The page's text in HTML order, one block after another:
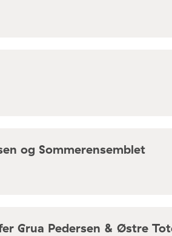
og Sommerensemblet
Grua Pedersen & Østre